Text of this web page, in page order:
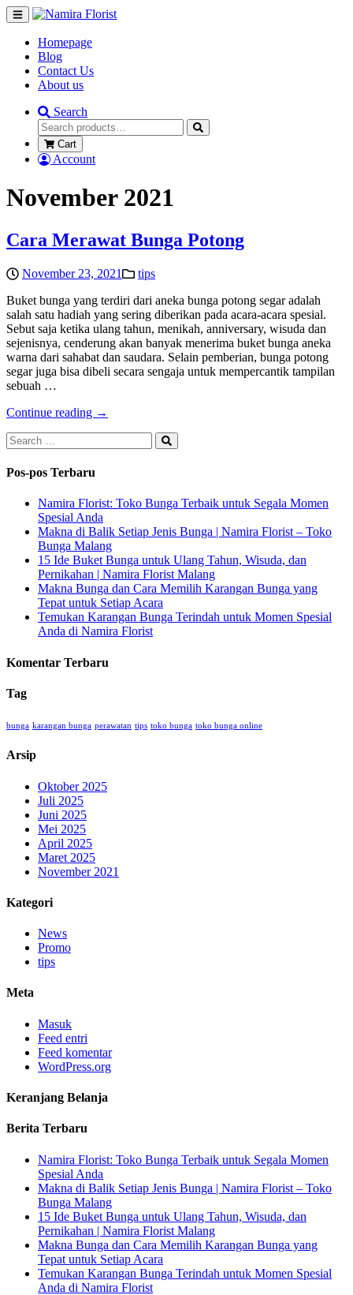
Homepage
Blog
Contact Us
About us
Search
Cart
Account
November 2021
Cara Merawat Bunga Potong
November 23, 2021
tips
Buket bunga yang terdiri dari aneka bunga potong segar adalah
salah satu hadiah yang sering diberikan pada acara-acara spesial.
Sebut saja ketika ulang tahun, menikah, anniversary, wisuda dan
sejenisnya, cenderung akan banyak menerima buket bunga aneka
warna dari sahabat dan saudara. Selain pemberian, bunga potong
segar juga bisa dibeli secara sengaja untuk mempercantik tampilan
sebuah …
Continue reading →
Pos-pos Terbaru
Namira Florist: Toko Bunga Terbaik untuk Segala Momen
Spesial Anda
Makna di Balik Setiap Jenis Bunga | Namira Florist – Toko
Bunga Malang
15 Ide Buket Bunga untuk Ulang Tahun, Wisuda, dan
Pernikahan | Namira Florist Malang
Makna Bunga dan Cara Memilih Karangan Bunga yang
Tepat untuk Setiap Acara
Temukan Karangan Bunga Terindah untuk Momen Spesial
Anda di Namira Florist
Komentar Terbaru
Tag
bunga karangan bunga perawatan tips toko bunga toko bunga online
Arsip
Oktober 2025
Juli 2025
Juni 2025
Mei 2025
April 2025
Maret 2025
November 2021
Kategori
News
Promo
tips
Meta
Masuk
Feed entri
Feed komentar
WordPress.org
Keranjang Belanja
Berita Terbaru
Namira Florist: Toko Bunga Terbaik untuk Segala Momen
Spesial Anda
Makna di Balik Setiap Jenis Bunga | Namira Florist – Toko
Bunga Malang
15 Ide Buket Bunga untuk Ulang Tahun, Wisuda, dan
Pernikahan | Namira Florist Malang
Makna Bunga dan Cara Memilih Karangan Bunga yang
Tepat untuk Setiap Acara
Temukan Karangan Bunga Terindah untuk Momen Spesial
Anda di Namira Florist